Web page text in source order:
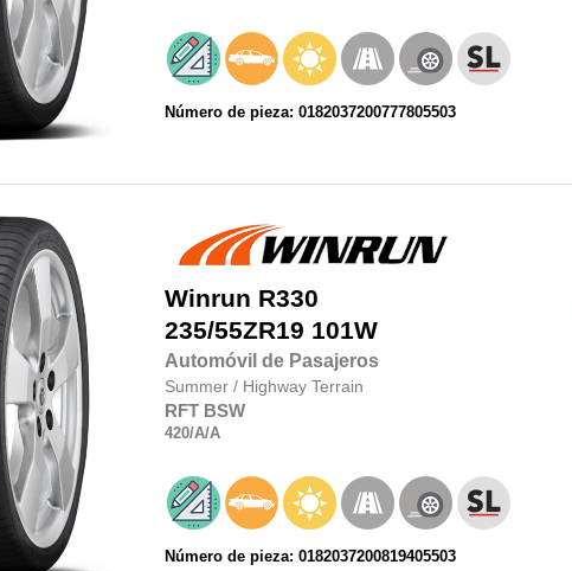
Número de pieza: 0182037200777805503
Winrun R330
235/55ZR19 101W
Automóvil de Pasajeros
Summer / Highway Terrain
RFT BSW
420/A/A
Número de pieza: 0182037200819405503